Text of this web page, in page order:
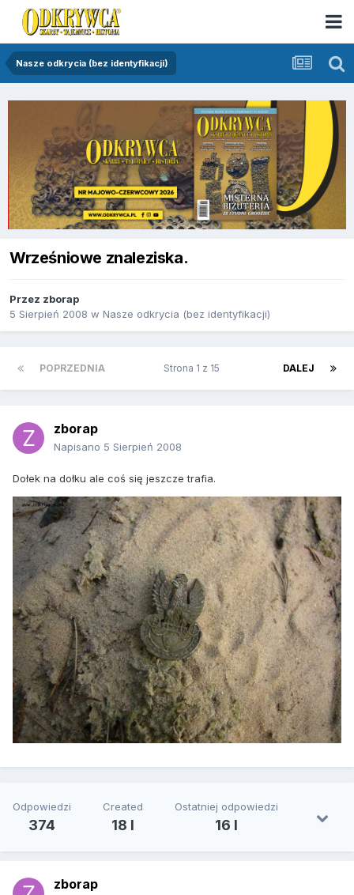
Nasze odkrycia (bez identyfikacji)
Wrześniowe znaleziska.
Przez zborap
5 Sierpień 2008 w Nasze odkrycia (bez identyfikacji)
POPRZEDNIA DALEJ
Strona 1 z 15
zborap
Napisano 5 Sierpień 2008
Dołek na dołku ale coś się jeszcze trafia.
Odpowiedzi
374
Created
18 l
Ostatniej odpowiedzi
16 l
zborap